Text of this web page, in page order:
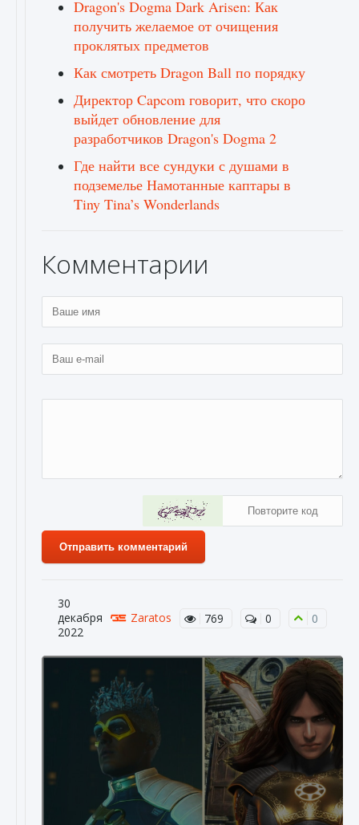
Dragon's Dogma Dark Arisen: Как
получить желаемое от очищения
проклятых предметов
Как смотреть Dragon Ball по порядку
Директор Capcom говорит, что скоро
выйдет обновление для
разработчиков Dragon's Dogma 2
Где найти все сундуки с душами в
подземелье Намотанные каптары в
Tiny Tina’s Wonderlands
Комментарии
Отправить комментарий
30
декабря
2022
Zaratos 769 0 0